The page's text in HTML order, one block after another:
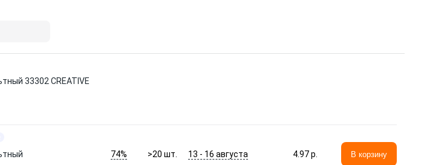
33302 CREATIVE
74% >20 шт. 13 - 16 августа 4.97 p. В корзину